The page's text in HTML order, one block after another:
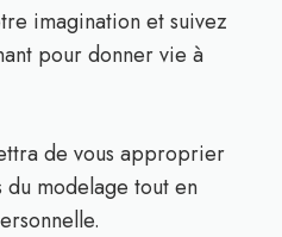
imagination et suivez
pour donner vie à
de vous approprier
du modelage tout en